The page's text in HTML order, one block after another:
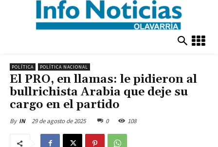
POLÍTICA POLÍTICA NACIONAL
El PRO, en llamas: le pidieron al
bullrichista Arabia que deje su
cargo en el partido
By IN 29 de agosto de 2025 0 108